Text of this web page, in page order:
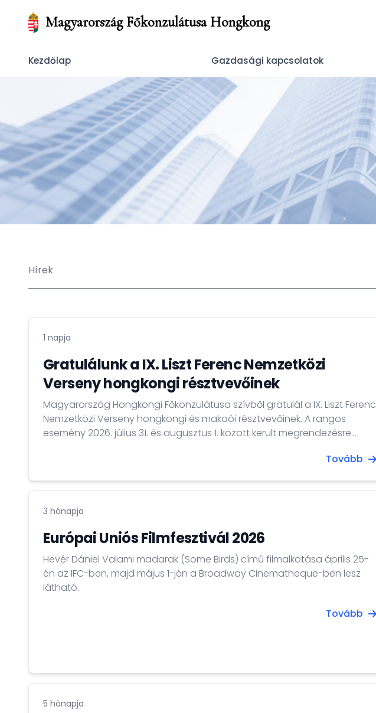
Magyarország Főkonzulátusa Hongkong
Kezdőlap Gazdasági kapcsolatok
Hírek
1 napja
Gratulálunk a IX. Liszt Ferenc Nemzetközi
Verseny hongkongi résztvevőinek
Magyarország Hongkongi Főkonzulátusa szívből gratulál a IX. Liszt Ferenc
Nemzetközi Verseny hongkongi és makaói résztvevőinek. A rangos
esemény 2026. július 31. és augusztus 1. között került megrendezésre
Tovább
3 hónapja
Európai Uniós Filmfesztivál 2026
Hevér Dániel Valami madarak (Some Birds) című filmalkotása április 25-
én az IFC-ben, majd május 1-jén a Broadway Cinematheque-ben lesz
látható.
Tovább
5 hónapja